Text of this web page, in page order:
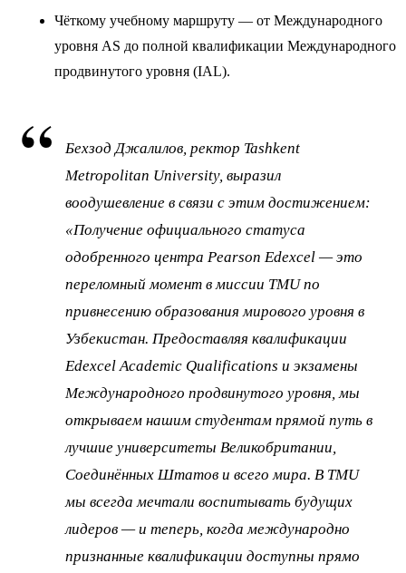
Чёткому учебному маршруту — от Международного
уровня AS до полной квалификации Международного
продвинутого уровня (IAL).
Бехзод Джалилов, ректор Tashkent
Metropolitan University, выразил
воодушевление в связи с этим достижением:
«Получение официального статуса
одобренного центра Pearson Edexcel — это
переломный момент в миссии TMU по
привнесению образования мирового уровня в
Узбекистан. Предоставляя квалификации
Edexcel Academic Qualifications и экзамены
Международного продвинутого уровня, мы
открываем нашим студентам прямой путь в
лучшие университеты Великобритании,
Соединённых Штатов и всего мира. В TMU
мы всегда мечтали воспитывать будущих
лидеров — и теперь, когда международно
признанные квалификации доступны прямо